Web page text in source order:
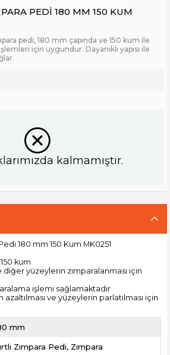
PEDİ 180 MM 150 KUM
pedi, 180 mm çapında ve 150 kum ile
için uygundur. Dayanıklı yapısı ile
kalmamıştır.
180 mm 150 Kum MK0251
kum
yüzeylerin zımparalanması için
işlemi sağlamaktadır
ve yüzeylerin parlatılması için
mm
Zımpara Pedi Zımpara